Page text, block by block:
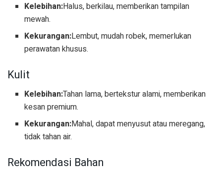
Kelebihan:Halus, berkilau, memberikan tampilan
mewah.
Kekurangan:Lembut, mudah robek, memerlukan
perawatan khusus.
Kulit
Kelebihan:Tahan lama, bertekstur alami, memberikan
kesan premium.
Kekurangan:Mahal, dapat menyusut atau meregang,
tidak tahan air.
Rekomendasi Bahan